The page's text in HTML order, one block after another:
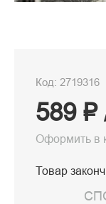
Код: 2719316
589 ₽
Оформить в
Товар